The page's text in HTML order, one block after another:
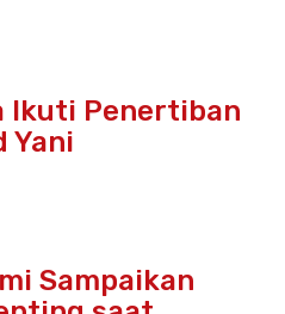
Ikuti Penertiban
Yani
Sampaikan